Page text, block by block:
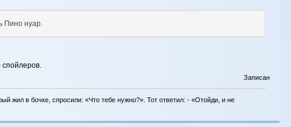
Пино нуар.
Записан
в бочке, спросили: «Что тебе нужно?». Тот ответил: - «Отойди, и не